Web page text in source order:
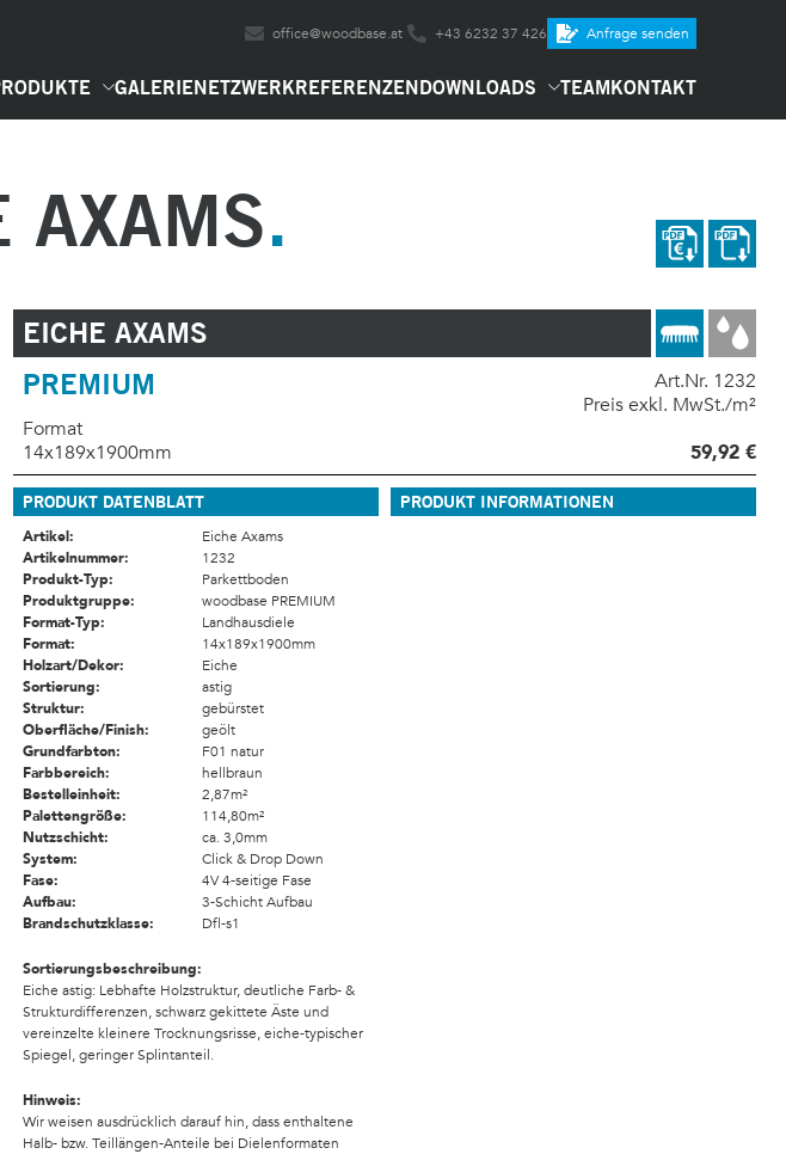
office@woodbase.at +43 6232 37 426 Anfrage senden
GALERIENETZWERKREFERENZENDOWNLOADS TEAMKONTAKT
AXAMS
EICHE AXAMS
PREMIUM
Art.Nr. 1232
Preis exkl. MwSt./m²
Format
14x189x1900mm
59,92 €
PRODUKT DATENBLATT
Artikel:
Eiche Axams
Artikelnummer:
1232
Produkt-Typ:
Parkettboden
Produktgruppe:
woodbase PREMIUM
Format-Typ:
Landhausdiele
Format:
14x189x1900mm
Holzart/Dekor:
Eiche
Sortierung:
astig
Struktur:
gebürstet
Oberfläche/Finish:
geölt
Grundfarbton:
F01 natur
Farbbereich:
hellbraun
Bestelleinheit:
2,87m²
Palettengröße:
114,80m²
Nutzschicht:
ca. 3,0mm
System:
Click & Drop Down
Fase:
4V 4-seitige Fase
Aufbau:
3-Schicht Aufbau
Brandschutzklasse:
Dfl-s1
Sortierungsbeschreibung:
Eiche astig: Lebhafte Holzstruktur, deutliche Farb- &
Strukturdifferenzen, schwarz gekittete Äste und
vereinzelte kleinere Trocknungsrisse, eiche-typischer
Spiegel, geringer Splintanteil.
Hinweis:
Wir weisen ausdrücklich darauf hin, dass enthaltene
Halb- bzw. Teillängen-Anteile bei Dielenformaten
PRODUKT INFORMATIONEN